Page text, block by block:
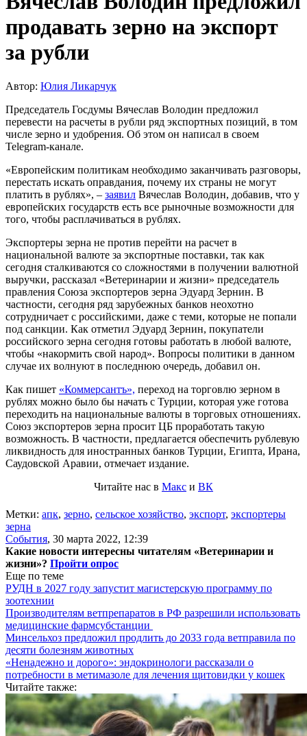
продавать зерно на экспорт
за рубли
Автор: Юлия Ликарчук
Председатель Госдумы Вячеслав Володин предложил
перевести на расчеты в рубли ряд экспортных позиций, в том
числе зерно и удобрения. Об этом он написал в своем
Telegram-канале.
«Европейским политикам необходимо заканчивать разговоры,
перестать искать оправдания, почему их страны не могут
платить в рублях», – заявил Вячеслав Володин, добавив, что у
европейских государств есть все рыночные возможности для
того, чтобы расплачиваться в рублях.
Экспортеры зерна не против перейти на расчет в
национальной валюте за экспортные поставки, так как
сегодня сталкиваются со сложностями в получении валютной
выручки, рассказал «Ветеринарии и жизни» председатель
правления Союза экспортеров зерна Эдуард Зернин. В
частности, сегодня ряд зарубежных банков неохотно
сотрудничает с российскими, даже с теми, которые не попали
под санкции. Как отметил Эдуард Зернин, покупатели
российского зерна сегодня готовы работать в любой валюте,
чтобы «накормить свой народ». Вопросы политики в данном
случае их волнуют в последнюю очередь, добавил он.
Как пишет «Коммерсантъ», переход на торговлю зерном в
рублях можно было бы начать с Турции, которая уже готова
переходить на национальные валюты в торговых отношениях.
Союз экспортеров зерна просит ЦБ проработать такую
возможность. В частности, предлагается обеспечить рублевую
ликвидность для иностранных банков Турции, Египта, Ирана,
Саудовской Аравии, отмечает издание.
Читайте нас в Макс и ВК
Метки: апк, зерно, сельское хозяйство, экспорт, экспортеры
зерна
События, 30 марта 2022, 12:39
Какие новости интересны читателям «Ветеринарии и
жизни»? Пройти опрос
Еще по теме
РУДН в 2027 году запустит магистерскую программу по
зоотехнии
Производителям ветпрепаратов в РФ разрешили использовать
медицинские фармсубстанции
Минсельхоз предложил продлить до 2033 года ветправила по
десяти болезням животных
«Ненадежно и дорого»: эндокринологи рассказали о
потребности в метимазоле для лечения щитовидки у кошек
Читайте также: